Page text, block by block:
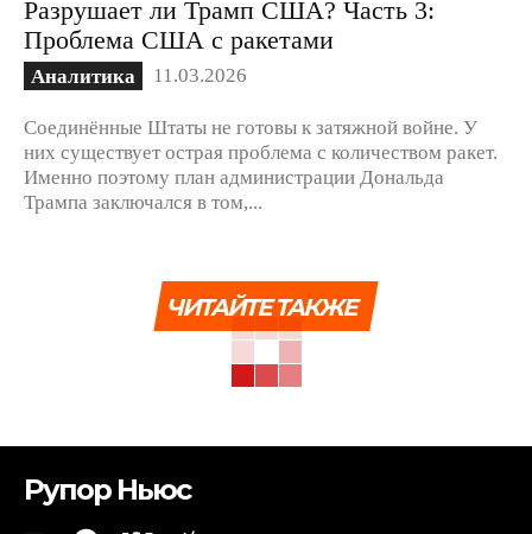
Разрушает ли Трамп США? Часть 3:
Проблема США с ракетами
Аналитика 11.03.2026
Соединённые Штаты не готовы к затяжной войне. У
них существует острая проблема с количеством ракет.
Именно поэтому план администрации Дональда
Трампа заключался в том,...
ЧИТАЙТЕ ТАКЖЕ
Рупор Ньюс